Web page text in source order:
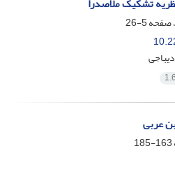
5-26
عربی
163-185